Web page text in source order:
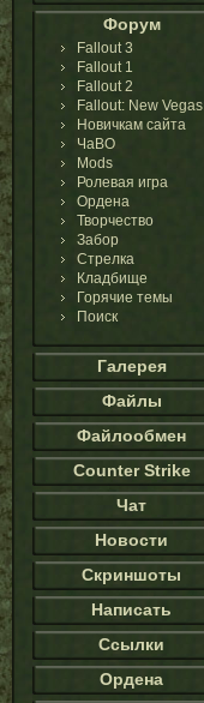
Форум
Fallout 3
Fallout 1
Fallout 2
Fallout: New Vegas
Новичкам сайта
ЧаВО
Mods
Ролевая игра
Ордена
Творчество
Забор
Стрелка
Кладбище
Горячие темы
Поиск
Галерея
Файлы
Файлообмен
Counter Strike
Чат
Новости
Скриншоты
Написать
Ссылки
Ордена